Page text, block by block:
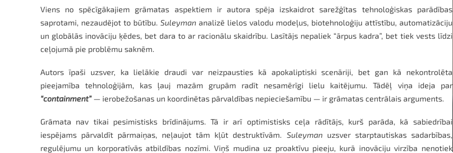
Viens no spēcīgākajiem grāmatas aspektiem ir autora spēja izskaidrot sarežģītas tehnoloģiskas parādības
saprotami, nezaudējot to būtību. Suleymananalizē lielos valodu modeļus, biotehnoloģiju attīstību, automatizāciju
un globālās inovāciju ķēdes, bet dara to ar racionālu skaidrību. Lasītājs nepaliek “ārpus kadra”, bet tiek vests līdzi
ceļojumā pie problēmu saknēm.
Autors īpaši uzsver, ka lielākie draudi var neizpausties kā apokaliptiski scenāriji, bet gan kā nekontrolēta
pieejamība tehnoloģijām, kas ļauj mazām grupām radīt nesamērīgi lielu kaitējumu. Tādēļ viņa ideja par
“containment” — ierobežošanas un koordinētas pārvaldības nepieciešamību — ir grāmatas centrālais arguments.
Grāmata nav tikai pesimistisks brīdinājums. Tā ir arī optimistisks ceļa rādītājs, kurš parāda, kā sabiedrībai
iespējams pārvaldīt pārmaiņas, neļaujot tām kļūt destruktīvām. Suleymanuzsver starptautiskas sadarbības,
regulējumu un korporatīvās atbildības nozīmi. Viņš mudina uz proaktīvu pieeju, kurā inovāciju virzība nenotiek